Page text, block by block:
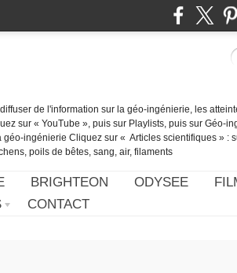
de l'information sur la géo-ingénierie, les
sur « YouTube », puis sur Playlists, puis sur Géo-
ingénierie Cliquez sur « Articles scientifiques » :
poils de bêtes, sang, air, filaments
BRIGHTEON ODYSEE
CONTACT